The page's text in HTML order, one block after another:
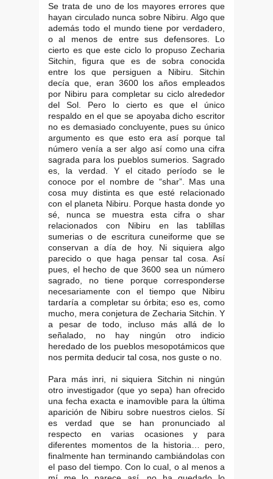
Se trata de uno de los mayores errores que
hayan circulado nunca sobre Nibiru. Algo que
además todo el mundo tiene por verdadero,
o al menos de entre sus defensores. Lo
cierto es que este ciclo lo propuso Zecharia
Sitchin, figura que es de sobra conocida
entre los que persiguen a Nibiru. Sitchin
decía que, eran 3600 los años empleados
por Nibiru para completar su ciclo alrededor
del Sol. Pero lo cierto es que el único
respaldo en el que se apoyaba dicho escritor
no es demasiado concluyente, pues su único
argumento es que esto era así porque tal
número venía a ser algo así como una cifra
sagrada para los pueblos sumerios. Sagrado
es, la verdad. Y el citado período se le
conoce por el nombre de “shar”. Mas una
cosa muy distinta es que esté relacionado
con el planeta Nibiru. Porque hasta donde yo
sé, nunca se muestra esta cifra o shar
relacionados con Nibiru en las tablillas
sumerias o de escritura cuneiforme que se
conservan a día de hoy. Ni siquiera algo
parecido o que haga pensar tal cosa. Así
pues, el hecho de que 3600 sea un número
sagrado, no tiene porque corresponderse
necesariamente con el tiempo que Nibiru
tardaría a completar su órbita; eso es, como
mucho, mera conjetura de Zecharia Sitchin. Y
a pesar de todo, incluso más allá de lo
señalado, no hay ningún otro indicio
heredado de los pueblos mesopotámicos que
nos permita deducir tal cosa, nos guste o no.
Para más inri, ni siquiera Sitchin ni ningún
otro investigador (que yo sepa) han ofrecido
una fecha exacta e inamovible para la última
aparición de Nibiru sobre nuestros cielos. Sí
es verdad que se han pronunciado al
respecto en varias ocasiones y para
diferentes momentos de la historia… pero,
finalmente han terminando cambiándolas con
el paso del tiempo. Con lo cual, o al menos a